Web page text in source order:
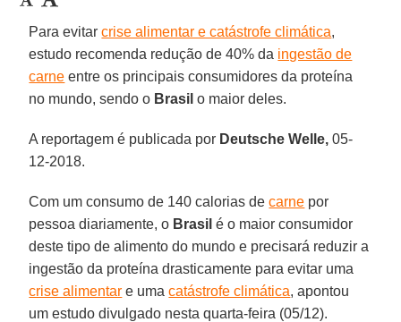
Para evitarcrise alimentar e catástrofe climática,
estudo recomenda redução de 40% da ingestão de
carne entre os principais consumidores da proteína
no mundo, sendo o Brasil o maior deles.
A reportagem é publicada por Deutsche Welle, 05-
12-2018.
Com um consumo de 140 calorias decarne por
pessoa diariamente, o Brasil é o maior consumidor
deste tipo de alimento do mundo e precisará reduzir a
ingestão da proteína drasticamente para evitar uma
crise alimentar e umacatástrofe climática, apontou
um estudo divulgado nesta quarta-feira (05/12).